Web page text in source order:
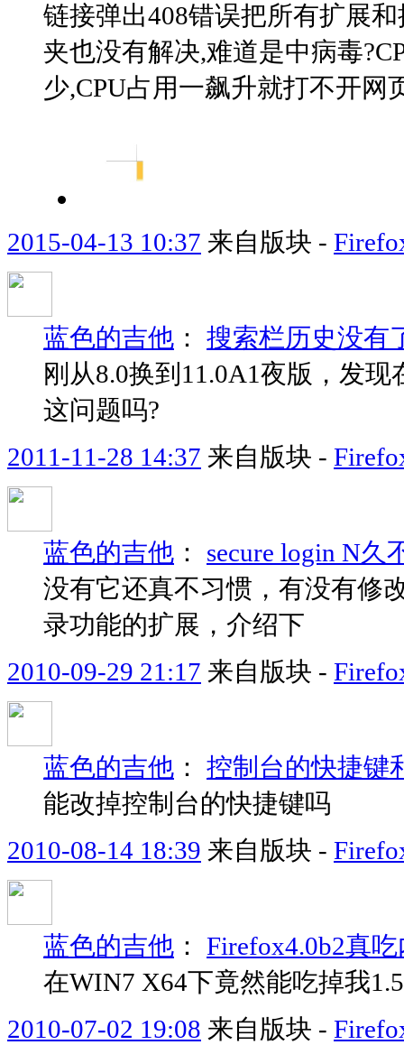
链接弹出408错误把所有扩展
夹也没有解决,难道是中病毒
少,CPU占用一飙升就打不开网
2015-04-13 10:37 来自版块 -
蓝色的吉他 ： 搜索栏历史没有
刚从8.0换到11.0A1夜版，发
这问题吗?
2011-11-28 14:37 来自版块 -
蓝色的吉他 ： secure login N久
没有它还真不习惯，有没有修
录功能的扩展，介绍下
2010-09-29 21:17 来自版块 -
蓝色的吉他 ： 控制台的快捷键
能改掉控制台的快捷键吗
2010-08-14 18:39 来自版块 -
蓝色的吉他 ： Firefox4.0b2真
在WIN7 X64下竟然能吃掉我
2010-07-02 19:08 来自版块 -